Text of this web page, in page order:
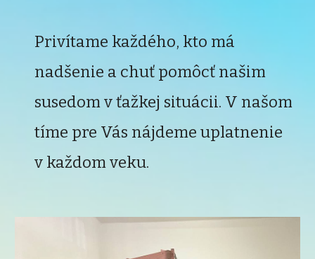
Privítame každého, kto má
nadšenie a chuť pomôcť našim
susedom v ťažkej situácii. V našom
tíme pre Vás nájdeme uplatnenie
v každom veku.